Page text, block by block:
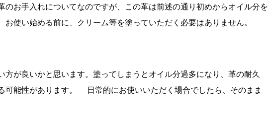
のお手入れについてなのですが、この革は前述の通り初めからオイル分を
お使い始める前に、クリーム等を塗っていただく必要はありません。
方が良いかと思います。塗ってしまうとオイル分過多になり、革の耐久
可能性があります。 日常的にお使いいただく場合でしたら、そのまま